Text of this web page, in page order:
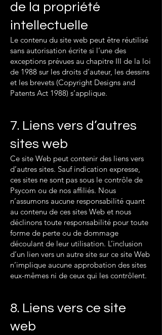
de la propriété
intellectuelle
Le contenu du site web peut être réutilisé
sans autorisation écrite si l’une des
exceptions prévues au chapitre III de la loi
de 1988 sur les droits d’auteur, les dessins
et les brevets (Copyright Designs and
Patents Act 1988) s’applique.
7. Liens vers d’autres
sites web
Ce site Web peut contenir des liens vers
d’autres sites. Sauf indication expresse,
ces sites ne sont pas sous le contrôle de
Psycom ou de nos affiliés. Nous
n’assumons aucune responsabilité quant
au contenu de ces sites Web et nous
déclinons toute responsabilité pour toute
forme de perte ou de dommage
découlant de leur utilisation. L’inclusion
d’un lien vers un autre site sur ce site Web
n’implique aucune approbation des sites
eux-mêmes ni de ceux qui les contrôlent.
8. Liens vers ce site
web